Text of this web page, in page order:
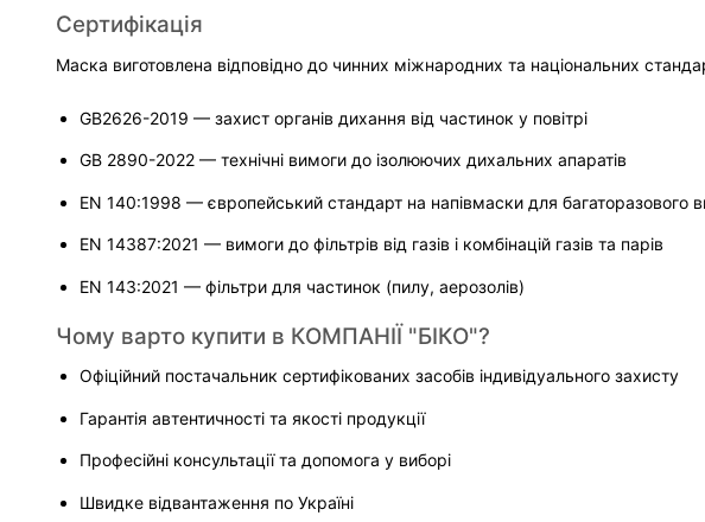
Сертифікація
Маска виготовлена відповідно до чинних міжнародних та національних
GB2626-2019 — захист органів дихання від частинок у повітрі
GB 2890-2022 — технічні вимоги до ізолюючих дихальних апаратів
EN 140:1998 — європейський стандарт на напівмаски для багаторазового
EN 14387:2021 — вимоги до фільтрів від газів і комбінацій газів та парів
EN 143:2021 — фільтри для частинок (пилу, аерозолів)
Чому варто купити в КОМПАНІЇ "БІКО"?
Офіційний постачальник сертифікованих засобів індивідуального захисту
Гарантія автентичності та якості продукції
Професійні консультації та допомога у виборі
Швидке відвантаження по Україні